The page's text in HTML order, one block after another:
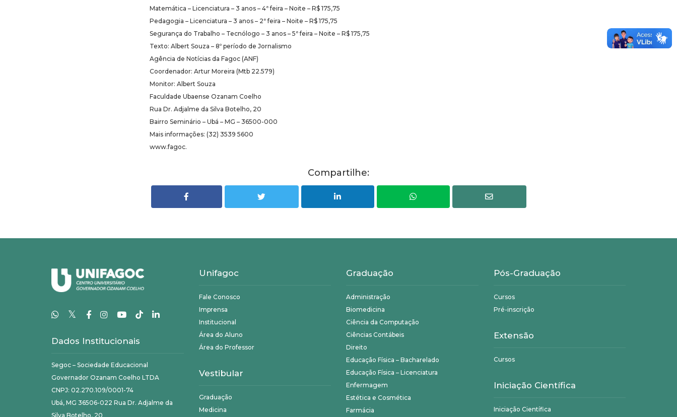
Matemática – Licenciatura – 3 anos – 4ª feira – Noite – R$ 175,75
Pedagogia – Licenciatura – 3 anos – 2ª feira – Noite – R$ 175,75
Segurança do Trabalho – Tecnólogo – 3 anos – 5ª feira – Noite – R$ 175,75
Texto: Albert Souza – 8º período de Jornalismo
Agência de Notícias da Fagoc (ANF)
Coordenador: Artur Moreira (Mtb 22.579)
Monitor: Albert Souza
Faculdade Ubaense Ozanam Coelho
Rua Dr. Adjalme da Silva Botelho, 20
Bairro Seminário – Ubá – MG – 36500-000
Mais informações: (32) 3539 5600
www.fagoc.
Compartilhe:
𝕏
Dados Institucionais
Segoc – Sociedade Educacional
Governador Ozanam Coelho LTDA
CNPJ: 02.270.109/0001-74
Ubá, MG 36506-022 Rua Dr. Adjalme da
Silva Botelho, 20
Unifagoc
Fale Conosco
Imprensa
Institucional
Área do Aluno
Área do Professor
Vestibular
Graduação
Medicina
Graduação
Administração
Biomedicina
Ciência da Computação
Ciências Contábeis
Direito
Educação Física – Bacharelado
Educação Física – Licenciatura
Enfermagem
Estética e Cosmética
Farmácia
Pós-Graduação
Cursos
Pré-inscrição
Extensão
Cursos
Iniciação Científica
Iniciação Científica